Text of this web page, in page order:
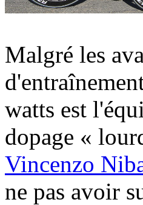
Malgré les
watts est
dopage «
Vincenzo
ne pas avoir